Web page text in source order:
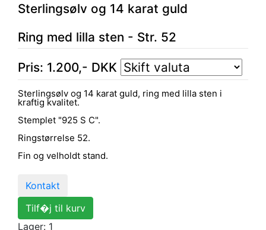
Sterlingsølv og 14 karat guld
Ring med lilla sten - Str. 52
Pris: 1.200,- DKK
Sterlingsølv og 14 karat guld, ring med lilla sten i
kraftig kvalitet.
Stemplet "925 S C".
Ringstørrelse 52.
Fin og velholdt stand.
Kontakt
Tilf�j til kurv
Lager: 1